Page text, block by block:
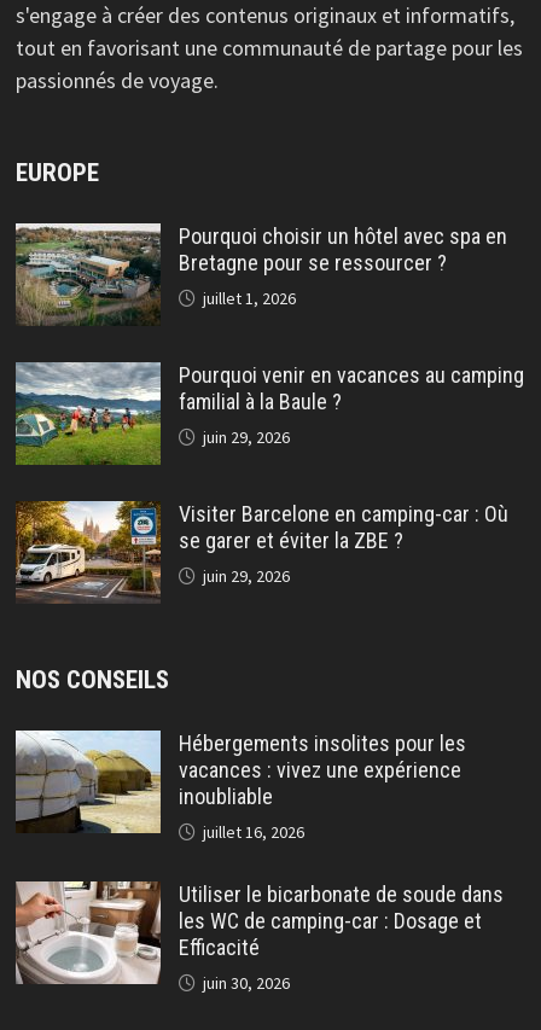
s'engage à créer des contenus originaux et informatifs,
tout en favorisant une communauté de partage pour les
passionnés de voyage.
EUROPE
Pourquoi choisir un hôtel avec spa en
Bretagne pour se ressourcer ?
juillet 1, 2026
Pourquoi venir en vacances au camping
familial à la Baule ?
juin 29, 2026
Visiter Barcelone en camping-car : Où
se garer et éviter la ZBE ?
juin 29, 2026
NOS CONSEILS
Hébergements insolites pour les
vacances : vivez une expérience
inoubliable
juillet 16, 2026
Utiliser le bicarbonate de soude dans
les WC de camping-car : Dosage et
Efficacité
juin 30, 2026